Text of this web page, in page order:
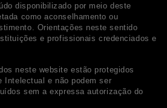
disponibilizado por meio deste
como aconselhamento ou
Orientações neste sentido
e profissionais credenciados e
neste website estão protegidos
Intelectual e não podem ser
sem a expressa autorização do